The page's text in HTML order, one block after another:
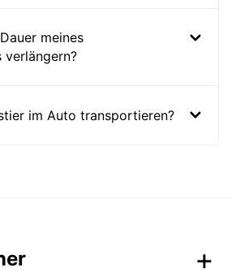
meines
verlängern?
im Auto transportieren?